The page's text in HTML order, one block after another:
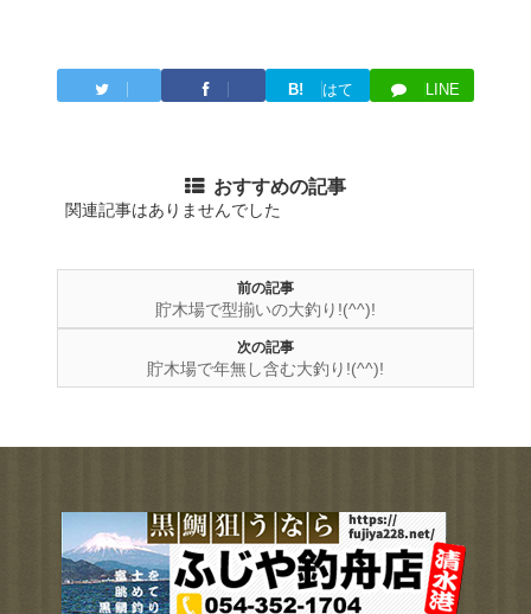
B!
はて
LINE
おすすめの記事
関連記事はありませんでした
前の記事
貯木場で型揃いの大釣り!(^^)!
次の記事
貯木場で年無し含む大釣り!(^^)!